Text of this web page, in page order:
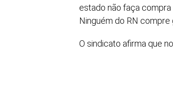
estado não faça
Ninguém do RN compre
O sindicato afirma que